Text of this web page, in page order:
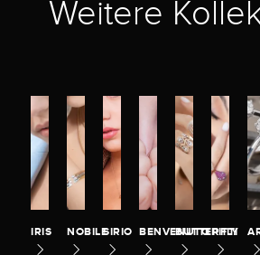
Weitere
IRIS NOBILESIRIO BENVENUTO
BUTTERFLY
PITTI